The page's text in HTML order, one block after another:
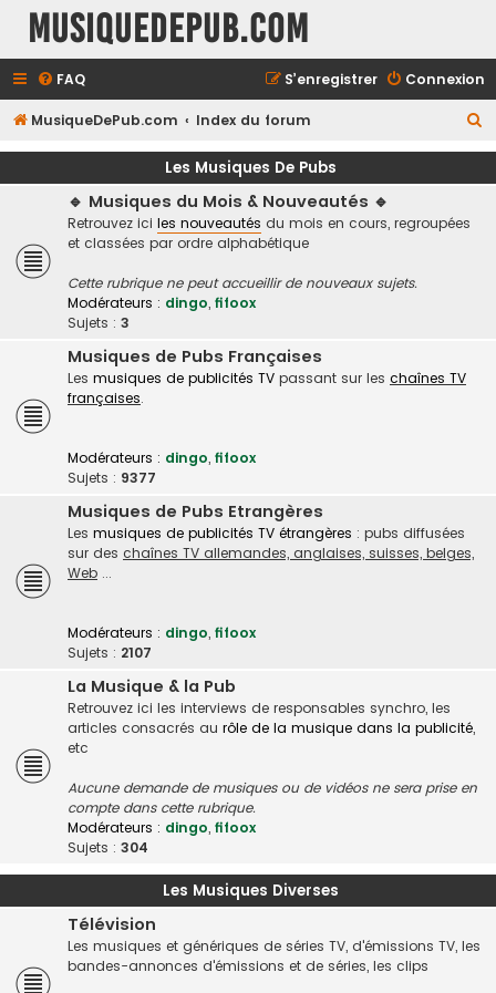
MusiqueDePub.com
FAQ Connexion
S’enregistrer
MusiqueDePub.com Index du forum
e
Les Musiques De Pubs
🔹 Musiques du Mois & Nouveautés 🔹
Retrouvez ici les nouveautés du mois en cours, regroupées
et classées par ordre alphabétique
Cette rubrique ne peut accueillir de nouveaux sujets.
Modérateurs : dingo, fifoox
Sujets : 3
Musiques de Pubs Françaises
Les musiques de publicités TV passant sur les chaînes TV
françaises.
Modérateurs : dingo, fifoox
Sujets : 9377
Musiques de Pubs Etrangères
Les musiques de publicités TV étrangères : pubs diffusées
sur des chaînes TV allemandes, anglaises, suisses, belges,
Web ...
Modérateurs : dingo, fifoox
Sujets : 2107
La Musique & la Pub
Retrouvez ici les interviews de responsables synchro, les
articles consacrés au rôle de la musique dans la publicité,
etc
Aucune demande de musiques ou de vidéos ne sera prise en
compte dans cette rubrique.
Modérateurs : dingo, fifoox
Sujets : 304
Les Musiques Diverses
Télévision
Les musiques et génériques de séries TV, d'émissions TV, les
bandes-annonces d'émissions et de séries, les clips